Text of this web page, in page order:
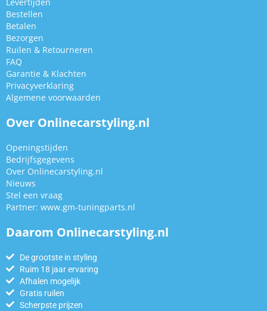
Levertijden
Bestellen
Betalen
Bezorgen
Ruilen & Retourneren
FAQ
Garantie & Klachten
Privacyverklaring
Algemene voorwaarden
Over Onlinecarstyling.nl
Openingstijden
Bedrijfsgegevens
Over Onlinecarstyling.nl
Nieuws
Stel een vraag
Partner: www.gm-tuningparts.nl
Daarom Onlinecarstyling.nl
De grootste in styling
Ruim 18 jaar ervaring
Afhalen mogelijk
Gratis ruilen
Scherpste prijzen